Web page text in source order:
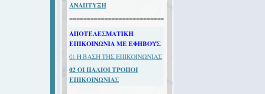
ANAΠTYΞH
====================================
ΑΠΟΤΕΛΕΣΜΑΤΙΚΗ
ΕΠΙΚΟΙΝΩΝΙΑ ΜΕ ΕΦΗΒΟΥΣ
01 Η ΒΑΣΗ ΤΗΣ ΕΠΙΚΟΙΝΩΝΙΑΣ
02 ΟΙ ΠΑΛΙΟΙ ΤΡΟΠΟΙ
ΕΠΙΚΟΙΝΩΝΙΑΣ